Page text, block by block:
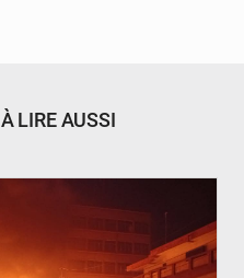
À LIRE AUSSI